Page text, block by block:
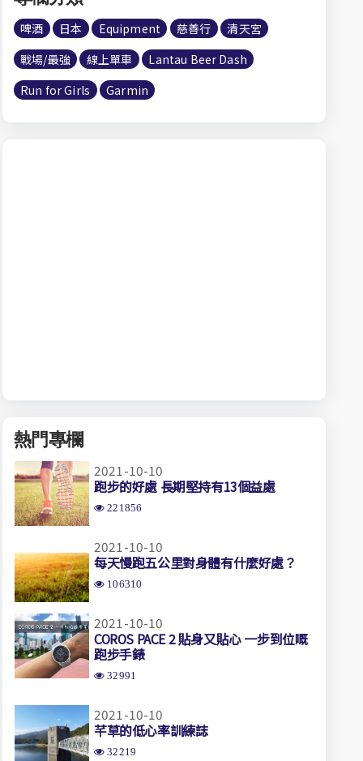
啤酒 日本 Equipment 慈善行
清天宮
戰場/最強
線上單車
Lantau Beer Dash
Run for Girls
Garmin
熱門專欄
2021-10-10
跑步的好處 長期堅持有13個益處
221856
2021-10-10
每天慢跑五公里對身體有什麼好處？
106310
2021-10-10
COROS PACE 2 貼身又貼心 一步到位嘅
跑步手錶
32991
2021-10-10
芊草的低心率訓練誌
32219